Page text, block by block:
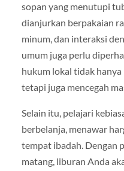
sopan yang menutupi
dianjurkan berpakaian
minum, dan interaksi
umum juga perlu
hukum lokal tidak
tetapi juga mencegah
Selain itu, pelajari
berbelanja, menawar
tempat ibadah. Dengan
matang, liburan Anda